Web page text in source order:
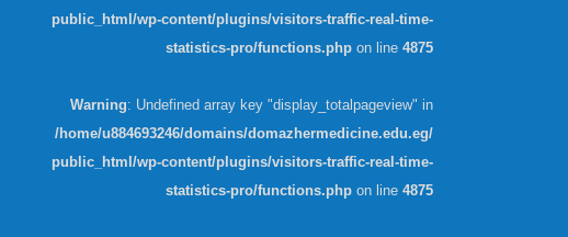
public_html/wp-content/plugins/visitors-traffic-real-time-
statistics-pro/functions.phpon line 4875
Warning: Undefined array key "display_totalpageview" in
/home/u884693246/domains/domazhermedicine.edu.eg/
public_html/wp-content/plugins/visitors-traffic-real-time-
statistics-pro/functions.phpon line 4875